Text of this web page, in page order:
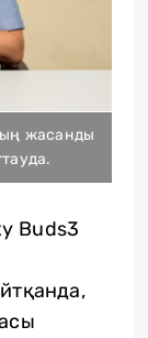
жасанды
Buds3